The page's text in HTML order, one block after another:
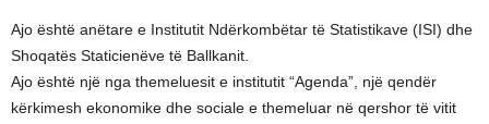
Ajo është anëtare e Institutit Ndërkombëtar të Statistikave (ISI) dhe
Shoqatës Staticienëve të Ballkanit.
Ajo është një nga themeluesit e institutit “Agenda”, një qendër
kërkimesh ekonomike dhe sociale e themeluar në qershor të vitit